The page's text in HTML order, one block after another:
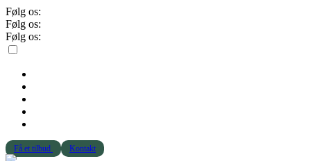
Følg os:
Følg os:
Følg os:
Få et tilbud Kontakt